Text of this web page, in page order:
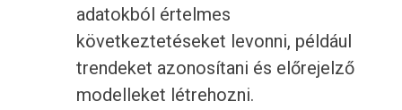
adatokból értelmes
következtetéseket levonni, például
trendeket azonosítani és előrejelző
modelleket létrehozni.